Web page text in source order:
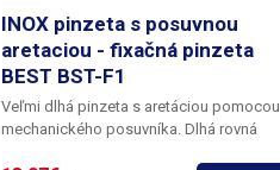
INOX pinzeta s posuvnou
aretaciou - fixačná pinzeta
BEST BST-F1
Veľmi dlhá pinzeta s aretáciou pomocou
mechanického posuvníka. Dlhá rovná